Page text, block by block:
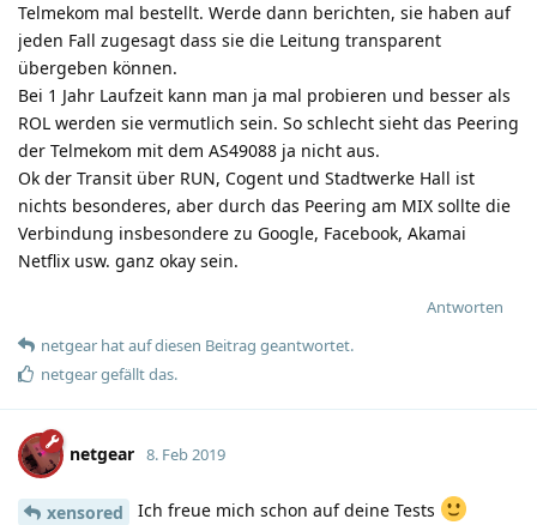
Telmekom mal bestellt. Werde dann berichten, sie haben auf
jeden Fall zugesagt dass sie die Leitung transparent
übergeben können.
Bei 1 Jahr Laufzeit kann man ja mal probieren und besser als
ROL werden sie vermutlich sein. So schlecht sieht das Peering
der Telmekom mit dem AS49088 ja nicht aus.
Ok der Transit über RUN, Cogent und Stadtwerke Hall ist
nichts besonderes, aber durch das Peering am MIX sollte die
Verbindung insbesondere zu Google, Facebook, Akamai
Netflix usw. ganz okay sein.
Antworten
netgear hatauf diesen Beitrag geantwortet.
netgeargefällt das.
netgear 8. Feb 2019
xensored Ich freue mich schon auf deine Tests